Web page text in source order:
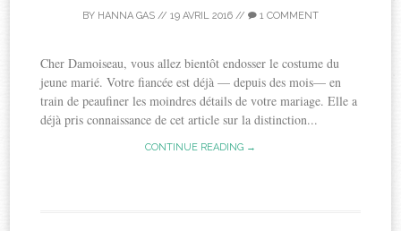
BY HANNA GAS // 19 AVRIL 2016 // 1 COMMENT
Cher Damoiseau, vous allez bientôt endosser le costume du
jeune marié. Votre fiancée est déjà — depuis des mois— en
train de peaufiner les moindres détails de votre mariage. Elle a
déjà pris connaissance de cet article sur la distinction...
CONTINUE READING →